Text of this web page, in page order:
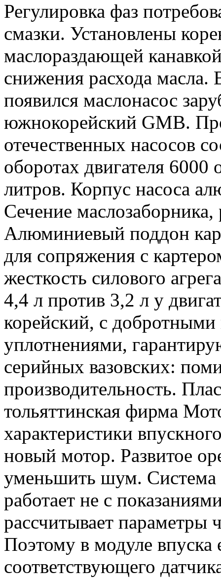
Регулировка фаз
смазки. Установлены
маслораздающей
снижения расхода масла.
появился маслонасос
южнокорейский GMB.
отечественных насосов
оборотах двигателя
литров. Корпус насоса
Сечение маслозаборника,
Алюминиевый поддон
для сопряжения с
жесткость силового
4,4 л против 3,2 л у
корейский, с
уплотнениями,
серийных вазовских:
производительность.
тольяттинская фирма
характеристики
новый мотор. Развитое
уменьшить шум. Система
работает не с
рассчитывает параметры
Поэтому в модуле впуска
соответствующего